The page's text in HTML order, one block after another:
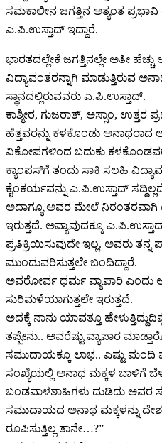
ಸಮಕಾಲೀನ ಜಗತ್ತಿನ ಅತ್ಯಂತ
ಎ.ಪಿ.ಉಸ್ತಾದ್ ಇದ್ದಾರೆ.
ಭಾರತದಲ್ಲೇಕೆ ಜಗತ್ತಿನಲ್ಲೇ ಅತೀ
ವಿದ್ಯಾವಂತರನ್ನಾಗಿ ಮಾಡುತ್ತಿರುವ
ಸ್ಥಾನದಲ್ಲಿರುವವರು ಎ.ಪಿ.ಉಸ್ತಾದ್.
ಕಾಶ್ಮೀರ, ಗುಜರಾತ್, ಅಸ್ಸಾಂ,
ಹೆತ್ತವರನ್ನು ಕಳಕೊಂಡು ಅನಾಥರಾದ
ವಿಕೋಪಗಳಿಂದ ಬದುಕು
ಕ್ಯಾಂಪಸ್‌ಗೆ ತಂದು ಸಾಕಿ ಸಲಹಿ
ಕೈಂಕರ್ಯವನ್ನು ಎ.ಪಿ.ಉಸ್ತಾದ್
ಅದಾಗ್ಯೂ ಅವರ ಮೇಲೆ ನಿರಂತರವಾಗಿ
ಇರುತ್ತದೆ. ಅವ್ಯಾವುದಕ್ಕೂ
ಪ್ರತಿಕ್ರಿಯಿಸುವುದೇ ಇಲ್ಲ. ಅವರು ತನ್ನ
ಮುಂದುವರಿಸುತ್ತಲೇ ಬಂದಿದ್ದಾರೆ.
ಅವರೋರ್ವ ಧರ್ಮ ವ್ಯಾಪಾರಿ ಎಂದು
ಸುರಿಮಳೆಯಾಗುತ್ತಲೇ ಇರುತ್ತದೆ.
ಅದಕ್ಕೆ ನಾನು ಯಾವತ್ತೂ
ತಪ್ಪೇನು.. ಅವರೆಷ್ಟು ವ್ಯಾಪಾರ
ಸಮುದಾಯಕ್ಕೂ ಲಾಭ.. ಎಷ್ಟು ಮಂದಿ
ಸಂಖ್ಯೆಯಲ್ಲಿ ಅನಾಥ ಮಕ್ಕಳ ಬಾಳಿಗೆ
ಬಂಡವಾಳಶಾಹಿಗಳು ದುಡಿದು ಅವರ
ಸಮುದಾಯದ ಅನಾಥ ಮಕ್ಕಳನ್ನು
ರೂಪಿಸುತ್ತಿಲ್ಲ ತಾನೇ…?”